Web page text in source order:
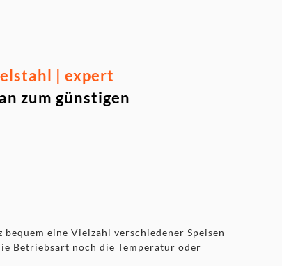
| expert
zum günstigen
eine Vielzahl verschiedener Speisen
Betriebsart noch die Temperatur oder